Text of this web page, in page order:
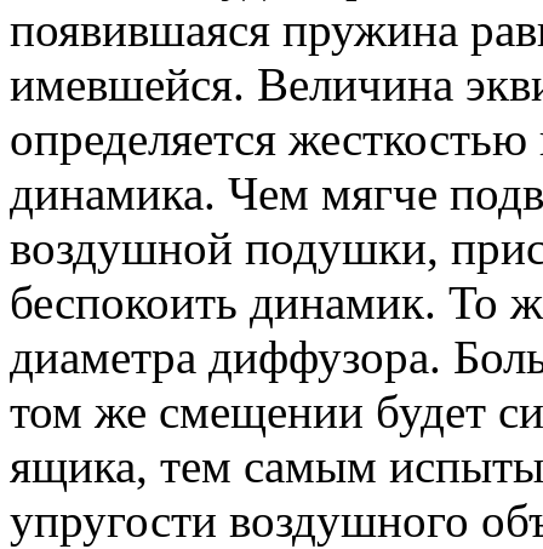
появившаяся пружина
имевшейся. Величина
определяется
динамика. Чем мягче
воздушной подушки,
беспокоить динамик. То
диаметра диффузора.
том же смещении будет
ящика, тем самым
упругости воздушного